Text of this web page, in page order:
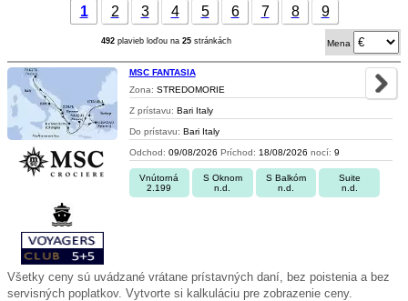
1 2 3 4 5 6 7 8 9
492 plavieb loďou na 25 stránkách Mena
MSC FANTASIA
Zona: STREDOMORIE
Z prístavu: Bari Italy
Do prístavu: Bari Italy
Odchod: 09/08/2026 Príchod: 18/08/2026 nocí: 9
Vnútorná
2.199
S Oknom
n.d.
S Balkóm
n.d.
Suite
n.d.
Všetky ceny sú uvádzané vrátane prístavných daní, bez poistenia a bez
servisných poplatkov. Vytvorte si kalkuláciu pre zobrazenie ceny.